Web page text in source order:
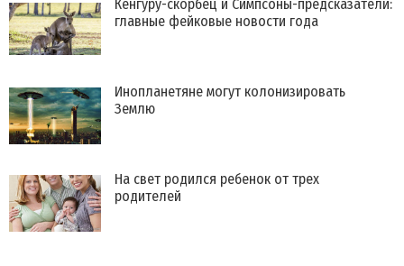
Кенгуру-скорбец и Симпсоны-предсказатели:
главные фейковые новости года
Инопланетяне могут колонизировать
Землю
На свет родился ребенок от трех
родителей